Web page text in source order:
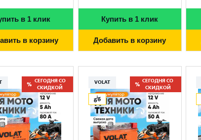
в 1 клик
в корзину
Купить в 1 клик
Добавить в корзину
СЕГОДНЯ СО
СКИДКОЙ
VOLAT
СЕГОДНЯ СО
СКИДКОЙ